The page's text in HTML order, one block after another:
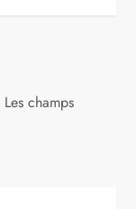
Les champs